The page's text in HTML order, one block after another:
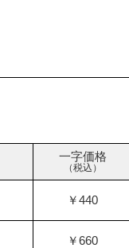
一字価格
（税込）
￥440
￥660